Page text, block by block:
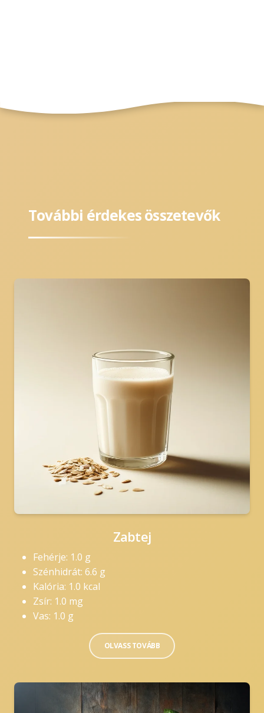
További érdekes összetevők
Zabtej
Fehérje: 1.0 g
Szénhidrát: 6.6 g
Kalória: 1.0 kcal
Zsír: 1.0 mg
Vas: 1.0 g
OLVASS TOVÁBB